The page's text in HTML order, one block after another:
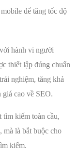
để tăng tốc độ
hành vi người
thiết lập đúng chuẩn
nghiệm, tăng khả
cao về SEO.
kiếm toàn cầu,
là bắt buộc cho
kiếm.